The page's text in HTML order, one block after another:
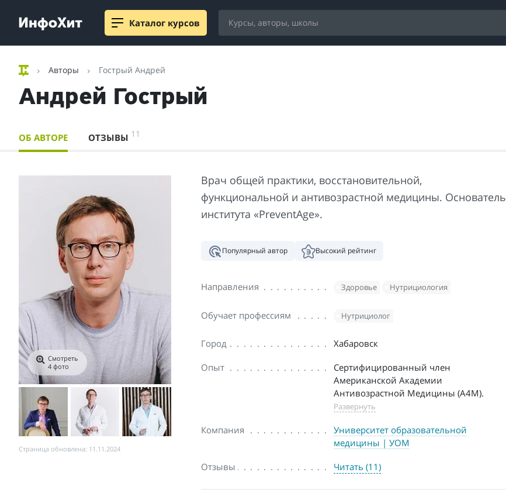
Каталог курсов
Авторы Гострый Андрей
Андрей Гострый
ОБ АВТОРЕ ОТЗЫВЫ 11
Смотреть
4 фото
Страница обновлена: 11.11.2024
Врач общей практики, восстановительной,
функциональной и антивозрастной медицины. Основатель
института «PreventAge».
Популярный автор Высокий рейтинг
Направления Здоровье Нутрициология
Обучает профессиям Нутрициолог
Город Хабаровск
Опыт
Cертифицированный член
Американской Академии
Антивозрастной Медицины (А4М).
Развернуть
Компания
Университет образовательной
медицины | УОМ
Отзывы Читать (11)